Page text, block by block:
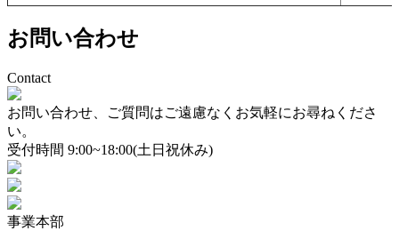
お問い合わせ
Contact
お問い合わせ、ご質問はご遠慮なくお気軽にお尋ねくださ
い。
受付時間 9:00~18:00(土日祝休み)
事業本部